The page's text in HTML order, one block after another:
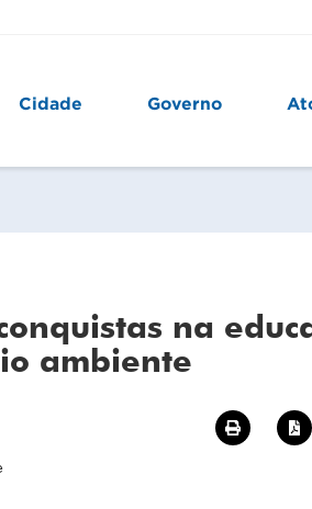
Cidade Governo
na
ambiente